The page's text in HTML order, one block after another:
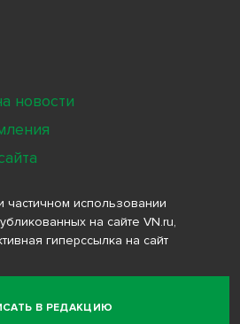
В РЕДАКЦИЮ
использовании
на сайте VN.ru,
гиперссылка на сайт
новости